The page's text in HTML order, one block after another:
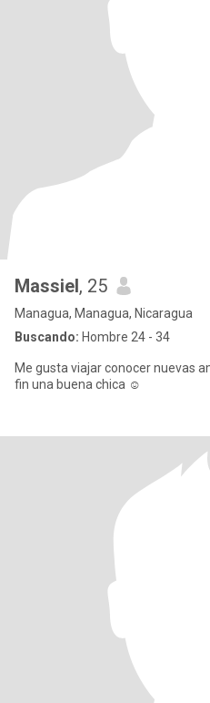
Massiel, 25
Managua, Managua, Nicaragua
Buscando: Hombre 24 - 34
Me gusta viajar conocer nuevas
fin una buena chica ☺️